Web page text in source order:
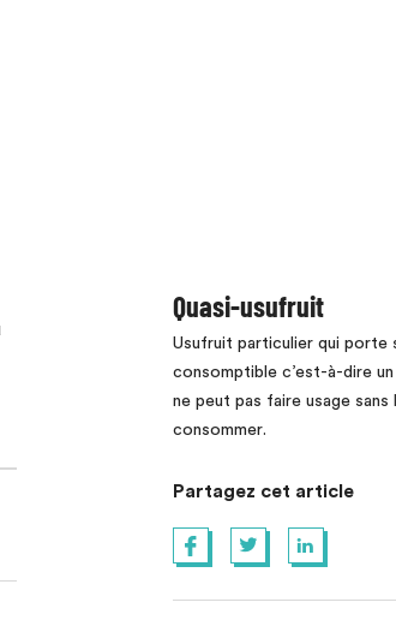
Quasi-usufruit
Usufruit particulier qui porte
consomptible c’est-à-dire
ne peut pas faire usage sans
consommer.
Partagez cet article